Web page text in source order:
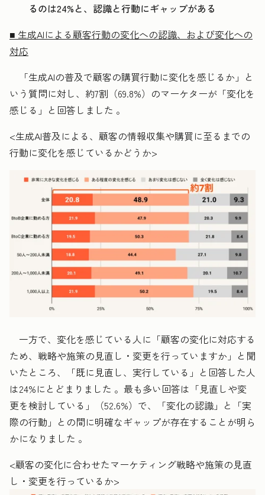
るのは24%と、認識と行動にギャップがある
■ 生成AIによる顧客行動の変化への認識、および変化への
対応
「生成AIの普及で顧客の購買行動に変化を感じるか」と
いう質問に対し、約7割（69.8%）のマーケターが「変化を
感じる」と回答しました 。
<生成AI普及による、顧客の情報収集や購買に至るまでの
行動に変化を感じているかどうか>
一方で、変化を感じている人に「顧客の変化に対応する
ため、戦略や施策の見直し・変更を行っていますか」と聞
いたところ、「既に見直し、実行している」と回答した人
は24%にとどまりました 。最も多い回答は「見直しや変
更を検討している」（52.6%）で、「変化の認識」と「実
際の行動」との間に明確なギャップが存在することが明ら
かになりました 。
<顧客の変化に合わせたマーケティング戦略や施策の見直
し・変更を行っているか>